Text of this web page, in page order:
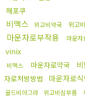
해포쿠
비맥스 위고비약국 위고
마운자로부작용 마운자
vinix
비맥스 마운자로약국
자로처방방법
마운자로
골드비아그라 위고비심부름